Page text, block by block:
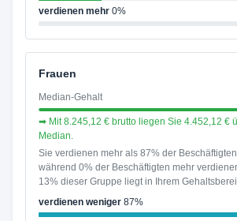
verdienen mehr0%
Frauen
Median-Gehalt
➡ Mit 8.245,12 € brutto liegen Sie 4.452,12 €
Median.
Sie verdienen mehr als 87% der
während 0% der Beschäftigten mehr
13% dieser Gruppe liegt in Ihrem
verdienen weniger87%